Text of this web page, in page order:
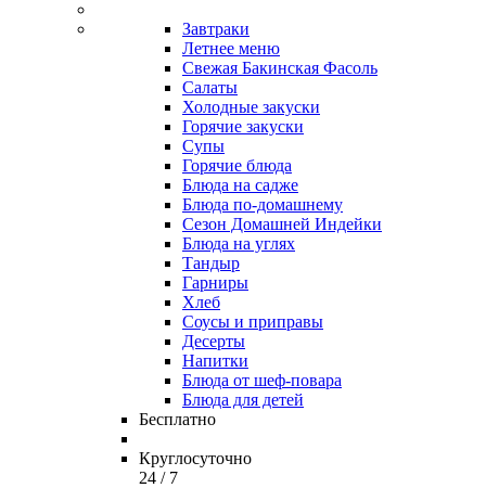
Завтраки
Летнее меню
Свежая Бакинская Фасоль
Салаты
Холодные закуски
Горячие закуски
Супы
Горячие блюда
Блюда на садже
Блюда по-домашнему
Сезон Домашней Индейки
Блюда на углях
Тандыр
Гарниры
Хлеб
Соусы и приправы
Десерты
Напитки
Блюда от шеф-повара
Блюда для детей
Бесплатно
Круглосуточно
24 / 7